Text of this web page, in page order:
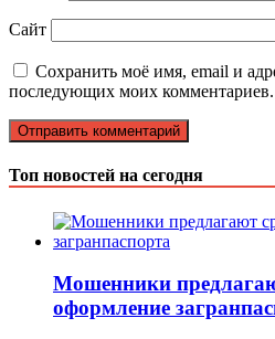
Сайт
Сохранить моё имя, email и
последующих моих комментариев.
Топ новостей на сегодня
Мошенники
оформление